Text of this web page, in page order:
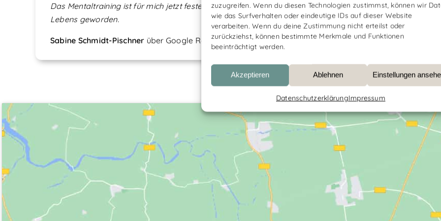
zuzugreifen. Wenn du diesen Technologien zustimmst, können wir
wie das Surfverhalten oder eindeutige IDs auf dieser Website
verarbeiten. Wenn du deine Zustimmung nicht erteilst oder
zurückziehst, können bestimmte Merkmale und Funktionen
beeinträchtigt werden.
Akzeptieren Ablehnen Einstellungen
DatenschutzerklärungImpressum
Das Mentaltraining ist für mich jetzt fester Bestandteil meines
Lebens geworden.
Sabine Schmidt-Pischner über Google Rezensionen
pseudo ist.
Erkan Erdalüber